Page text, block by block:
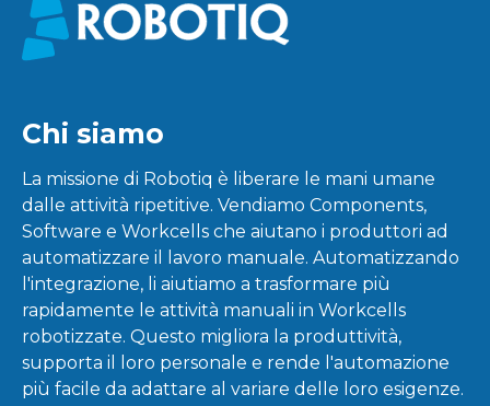
Chi siamo
La missione di Robotiq è liberare le mani umane
dalle attività ripetitive. Vendiamo Components,
Software e Workcells che aiutano i produttori ad
automatizzare il lavoro manuale. Automatizzando
l'integrazione, li aiutiamo a trasformare più
rapidamente le attività manuali in Workcells
robotizzate. Questo migliora la produttività,
supporta il loro personale e rende l'automazione
più facile da adattare al variare delle loro esigenze.